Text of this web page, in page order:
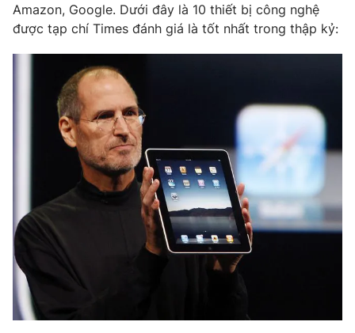
Tư vấn
Chuyên mục khác
Emagazine
Infographic
Shorts video
VTV Money VTV Thể thao
VTV Sức khoẻ Bất động sản
Thị trường 24h
Amazon, Google. Dưới đây là 10 thiết bị công nghệ
được tạp chí Times đánh giá là tốt nhất trong thập kỷ: